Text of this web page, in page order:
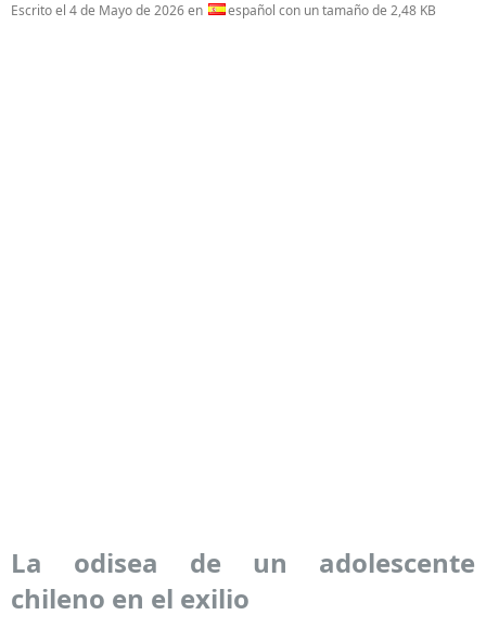
Escrito el 4 de Mayo de 2026en español con un tamaño de 2,48 KB
La odisea de un adolescente
chileno en el exilio